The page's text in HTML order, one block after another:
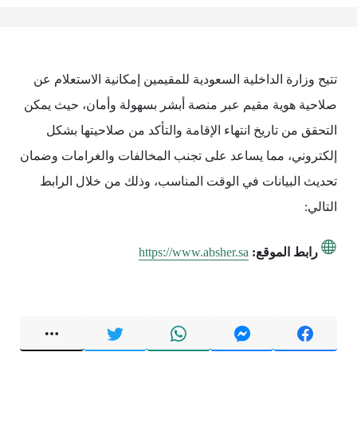
تتيح وزارة الداخلية السعودية للمقيمين إمكانية الاستعلام عن
صلاحية هوية مقيم عبر منصة أبشر بسهولة وأمان، حيث يمكن
التحقق من تاريخ انتهاء الإقامة والتأكد من صلاحيتها بشكل
إلكتروني، مما يساعد على تجنب المخالفات والغرامات وضمان
تحديث البيانات في الوقت المناسب، وذلك من خلال الرابط
التالي:
رابط الموقع: https://www.absher.sa